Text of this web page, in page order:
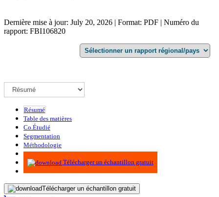
Dernière mise à jour: July 20, 2026 | Format: PDF | Numéro du
rapport: FBI106820
Résumé
Table des matières
Co.Étudié
Segmentation
Méthodologie
Infographie
Télécharger un échantillon gratuit
Télécharger un échantillon gratuit